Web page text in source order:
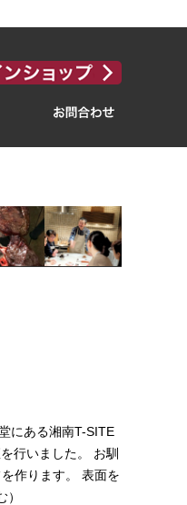
にある湘南T-SITE
行いました。 お馴
作ります。 表面を